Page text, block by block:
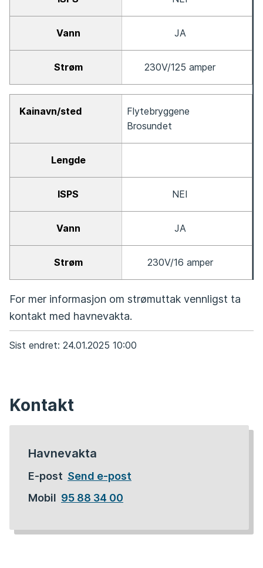
JA
230V/125 amper
Flytebryggene
Brosundet
NEI
JA
230V/16 amper
For mer informasjon om strømuttak vennligst ta
kontakt med havnevakta.
Sist endret 24.01.2025 10:00
Kontakt
Havnevakta
E-post Send e-post
Mobil 95 88 34 00